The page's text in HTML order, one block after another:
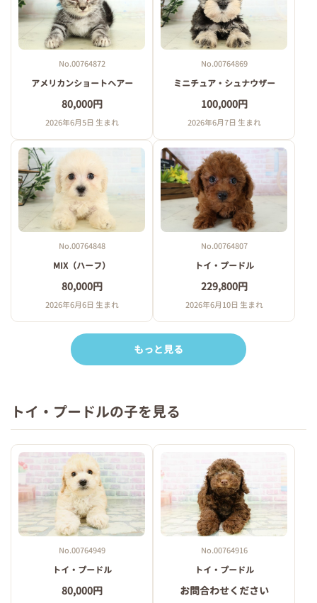
No.00764872
アメリカンショートヘアー
80,000円
2026年6月5日 生まれ
No.00764869
ミニチュア・シュナウザー
100,000円
2026年6月7日 生まれ
No.00764848
MIX（ハーフ）
80,000円
2026年6月6日 生まれ
No.00764807
トイ・プードル
229,800円
2026年6月10日 生まれ
もっと見る
トイ・プードルの子を見る
No.00764949
トイ・プードル
80,000円
No.00764916
トイ・プードル
お問合わせください